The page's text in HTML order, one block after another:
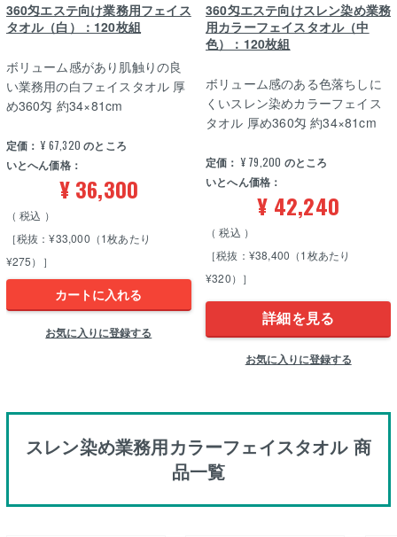
360匁エステ向け業務用フェイス
タオル（白）：120枚組
定価： ¥ 67,320 のところ
いとへん価格：
¥ 36,300
税込
［税抜：¥33,000（1枚あたり
¥275）］
ボリューム感があり肌触りの良
い業務用の白フェイスタオル 厚
め360匁 約34×81cm
カートに入れる
お気に入りに登録する
360匁エステ向けスレン染め業務
用カラーフェイスタオル（中
色）：120枚組
定価： ¥ 79,200 のところ
いとへん価格：
¥ 42,240
税込
［税抜：¥38,400（1枚あたり
¥320）］
ボリューム感のある色落ちしに
くいスレン染めカラーフェイス
タオル 厚め360匁 約34×81cm
詳細を見る
お気に入りに登録する
スレン染め業務用カラーフェイスタオル 商
品一覧